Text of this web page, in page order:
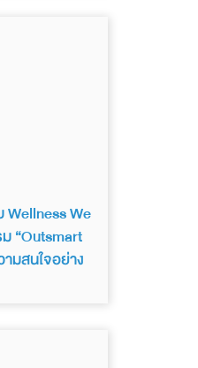
We
“Outsmart
มสนใจอย่าง